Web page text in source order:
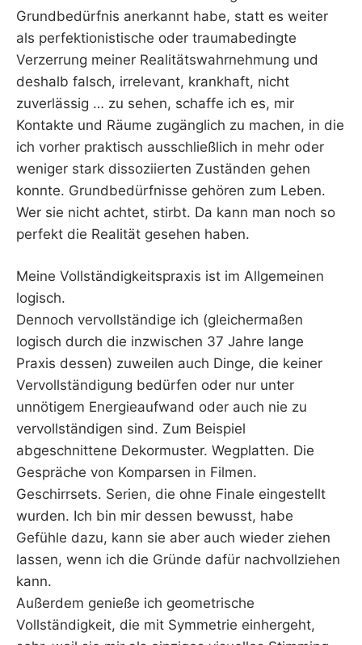
Grundbedürfnis anerkannt habe, statt es weiter
als perfektionistische oder traumabedingte
Verzerrung meiner Realitätswahrnehmung und
deshalb falsch, irrelevant, krankhaft, nicht
zuverlässig … zu sehen, schaffe ich es, mir
Kontakte und Räume zugänglich zu machen, in die
ich vorher praktisch ausschließlich in mehr oder
weniger stark dissoziierten Zuständen gehen
konnte. Grundbedürfnisse gehören zum Leben.
Wer sie nicht achtet, stirbt. Da kann man noch so
perfekt die Realität gesehen haben.
Meine Vollständigkeitspraxis ist im Allgemeinen
logisch.
Dennoch vervollständige ich (gleichermaßen
logisch durch die inzwischen 37 Jahre lange
Praxis dessen) zuweilen auch Dinge, die keiner
Vervollständigung bedürfen oder nur unter
unnötigem Energieaufwand oder auch nie zu
vervollständigen sind. Zum Beispiel
abgeschnittene Dekormuster. Wegplatten. Die
Gespräche von Komparsen in Filmen.
Geschirrsets. Serien, die ohne Finale eingestellt
wurden. Ich bin mir dessen bewusst, habe
Gefühle dazu, kann sie aber auch wieder ziehen
lassen, wenn ich die Gründe dafür nachvollziehen
kann.
Außerdem genieße ich geometrische
Vollständigkeit, die mit Symmetrie einhergeht,